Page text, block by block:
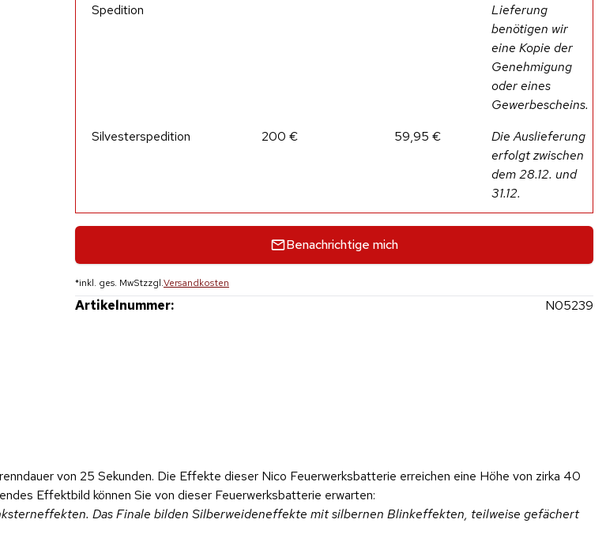
Spedition
Lieferung
benötigen wir
eine Kopie der
Genehmigung
oder eines
Gewerbescheins.
Silvesterspedition
200 € 59,95 €
Die Auslieferung
erfolgt zwischen
dem 28.12. und
31.12.
Benachrichtige mich
*inkl. ges. MwStzzgl.Versandkosten
Artikelnummer: N05239
von 25 Sekunden. Die Effekte dieser Nico Feuerwerksbatterie erreichen eine Höhe von zirka 40
Effektbild können Sie von dieser Feuerwerksbatterie erwarten:
Das Finale bilden Silberweideneffekte mit silbernen Blinkeffekten, teilweise gefächert